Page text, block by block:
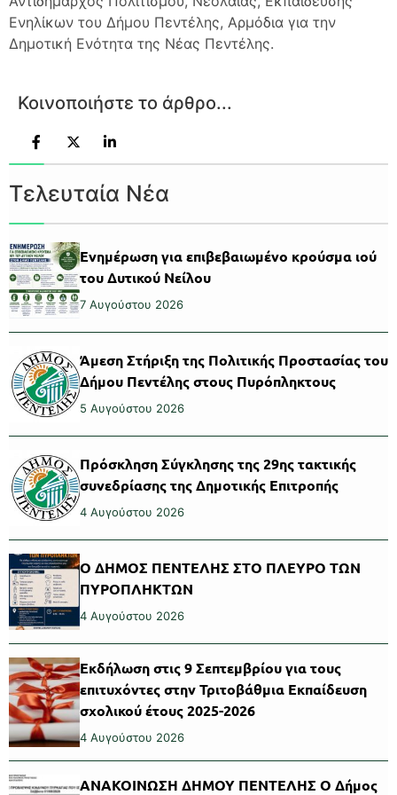
Ενηλίκων του Δήμου Πεντέλης, Αρμόδια για την
Δημοτική Ενότητα της Νέας Πεντέλης.
Κοινοποιήστε το άρθρο...
Τελευταία Νέα
Ενημέρωση για επιβεβαιωμένο κρούσμα ιού
του Δυτικού Νείλου
7 Αυγούστου 2026
Άμεση Στήριξη της Πολιτικής Προστασίας του
Δήμου Πεντέλης στους Πυρόπληκτους
5 Αυγούστου 2026
Πρόσκληση Σύγκλησης της 29ης τακτικής
συνεδρίασης της Δημοτικής Επιτροπής
4 Αυγούστου 2026
Ο ΔΗΜΟΣ ΠΕΝΤΕΛΗΣ ΣΤΟ ΠΛΕΥΡΟ ΤΩΝ
ΠΥΡΟΠΛΗΚΤΩΝ
4 Αυγούστου 2026
Εκδήλωση στις 9 Σεπτεμβρίου για τους
επιτυχόντες στην Τριτοβάθμια Εκπαίδευση
σχολικού έτους 2025-2026
4 Αυγούστου 2026
ΑΝΑΚΟΙΝΩΣΗ ΔΗΜΟΥ ΠΕΝΤΕΛΗΣ Ο Δήμος